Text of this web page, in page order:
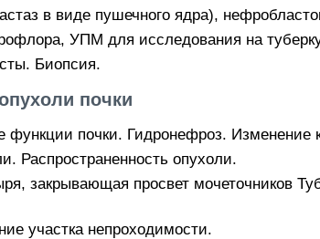
в виде пушечного ядра),
УПМ для исследования на
Биопсия.
почки
функции почки. Гидронефроз. Изменение
Распространенность опухоли.
закрывающая просвет мочеточников
участка непроходимости.